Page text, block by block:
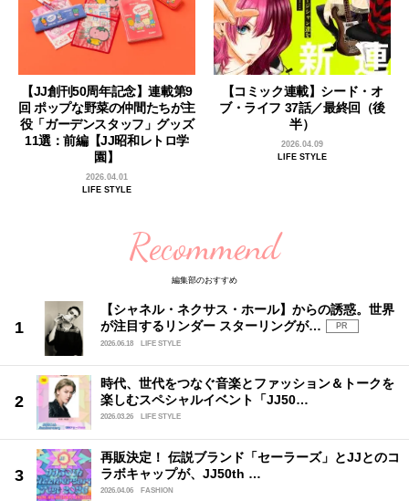
【JJ創刊50周年記念】連載第9
回 ポップな野菜の仲間たちが主
役「ガーデンスタッフ」グッズ
11選：前編【JJ昭和レトロ学
園】
2026.04.01
LIFE STYLE
【コミック連載】シード・オ
ブ・ライフ 37話／最終回（後
半）
2026.04.09
LIFE STYLE
Recommend
編集部のおすすめ
【シャネル・ネクサス・ホール】からの誘惑。世界
が注目するリンダー スターリングが…
PR
2026.06.18
LIFE STYLE
時代、世代をつなぐ音楽とファッション＆トークを
楽しむスペシャルイベント「JJ50…
2026.03.26 LIFE STYLE
再販決定！ 伝説ブランド「セーラーズ」とJJとのコ
ラボキャップが、JJ50th …
2026.04.06 FASHION